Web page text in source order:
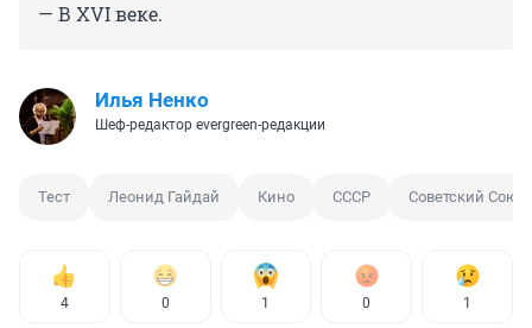
— В XVI веке.
Илья Ненко
Шеф-редактор evergreen-редакции
Тест Леонид Гайдай Кино СССР Советский Союз
4 0 1 0 1